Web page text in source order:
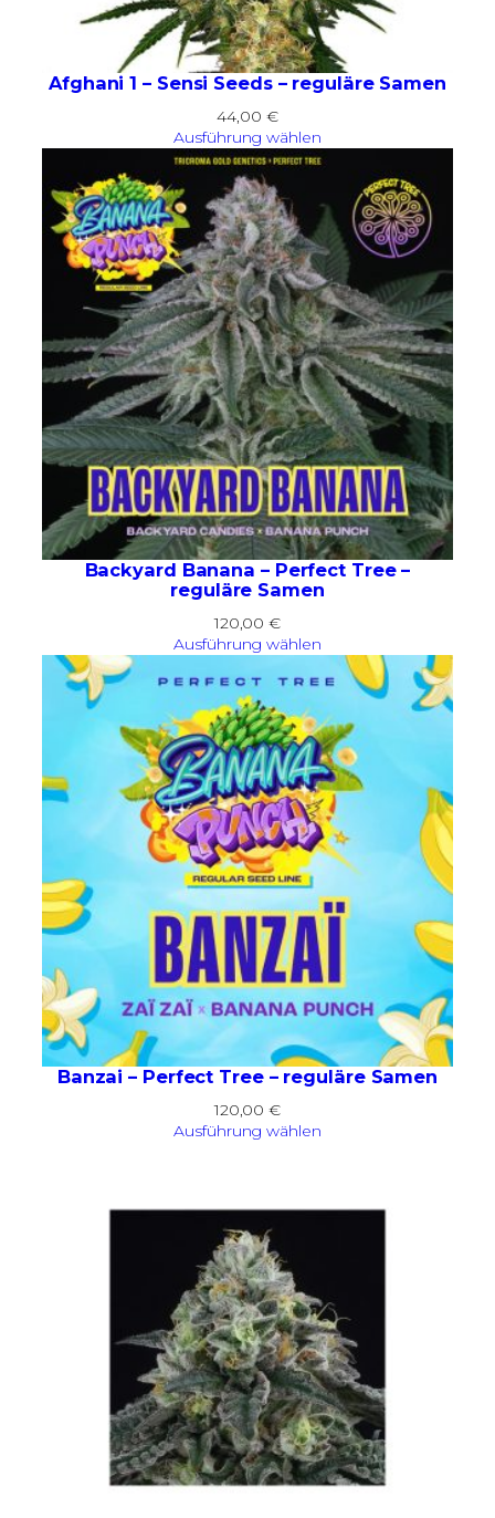
Afghani 1 – Sensi Seeds – reguläre Samen
44,00 €
Ausführung wählen
Backyard Banana – Perfect Tree –
reguläre Samen
120,00€
Ausführung wählen
Banzai – Perfect Tree – reguläre Samen
120,00€
Ausführung wählen